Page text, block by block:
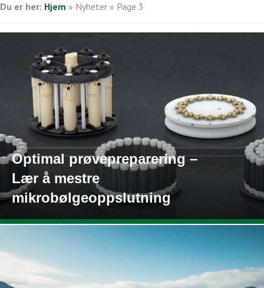
Du er her: Hjem » Nyheter » Page 3
Optimal prøvepreparering –
Lær å mestre
mikrobølgeoppslutning